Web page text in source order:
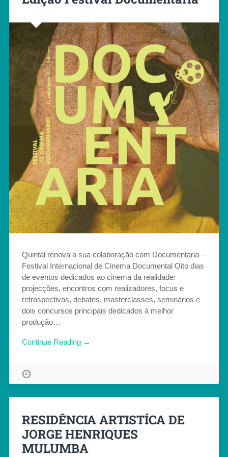
Quintal renova a sua colaboração com Documentaria –
Festival Internacional de Cinema Documental Oito dias
de eventos dedicados ao cinema da realidade:
projecções, encontros com realizadores, focus e
retrospectivas, debates, masterclasses, seminários e
dois concursos principais dedicados à melhor
produção…
Continue Reading →
RESIDÊNCIA ARTISTÍCA DE
JORGE HENRIQUES
MULUMBA